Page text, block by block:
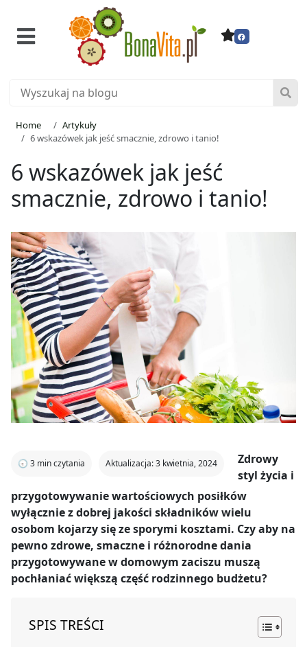
Home
Artykuły
6 wskazówek jak jeść smacznie, zdrowo i tanio!
6 wskazówek jak jeść
smacznie, zdrowo i tanio!
🕣 3 min czytania Aktualizacja: 3 kwietnia, 2024
Zdrowy
styl życia i
przygotowywanie wartościowych posiłków
wyłącznie z dobrej jakości składników wielu
osobom kojarzy się ze sporymi kosztami. Czy aby na
pewno zdrowe, smaczne i różnorodne dania
przygotowywane w domowym zaciszu muszą
pochłaniać większą część rodzinnego budżetu?
SPIS TREŚCI